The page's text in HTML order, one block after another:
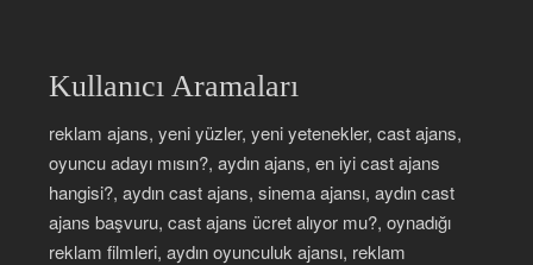
Kullanıcı Aramaları
reklam ajans, yeni yüzler, yeni yetenekler, cast ajans,
oyuncu adayı mısın?, aydın ajans, en iyi cast ajans
hangisi?, aydın cast ajans, sinema ajansı, aydın cast
ajans başvuru, cast ajans ücret alıyor mu?, oynadığı
reklam filmleri, aydın oyunculuk ajansı, reklam